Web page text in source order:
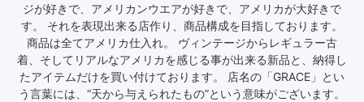
ジが好きで、アメリカンウエアが好きで、アメリカが大好きで
す。 それを表現出来る店作り、商品構成を目指しております。
商品は全てアメリカ仕入れ。 ヴィンテージからレギュラー古
着、そしてリアルなアメリカを感じる事が出来る新品と、納得し
たアイテムだけを買い付けております。 店名の「GRACE」とい
う言葉には、“天から与えられたもの”という意味がございます。